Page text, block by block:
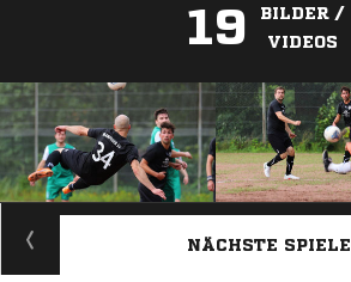
19
BILDER /
VIDEOS
ANZEIGE
NÄCHSTE SPIELE